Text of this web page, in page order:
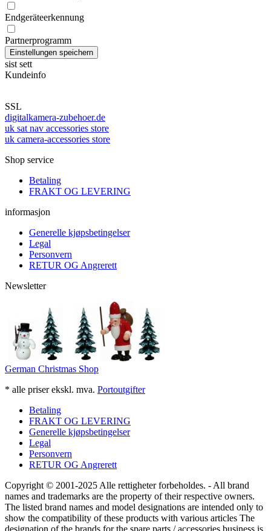
Endgeräteerkennung
Partnerprogramm
sist sett
Kundeinfo
SSL
digitalkamera-zubehoer.de
uk sat nav accessories store
uk camera-accessories store
Shop service
Betaling
FRAKT OG LEVERING
informasjon
Generelle kjøpsbetingelser
Legal
Personvern
RETUR OG Angrerett
Newsletter
German Christmas Shop
* alle priser ekskl. mva. Portoutgifter
Betaling
FRAKT OG LEVERING
Generelle kjøpsbetingelser
Legal
Personvern
RETUR OG Angrerett
Copyright © 2001-2025 Alle rettigheter forbeholdes. - All brand
names and trademarks are the property of their respective owners.
The listed brand names and model designations are intended only to
show the compatibility of these products with various articles The
designation of the brands for the spare parts / accessories business is